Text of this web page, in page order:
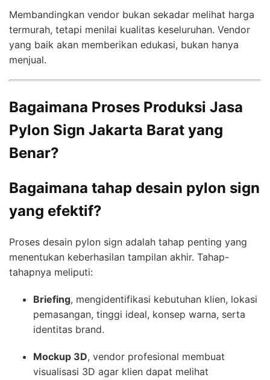
Membandingkan vendor bukan sekadar melihat harga
termurah, tetapi menilai kualitas keseluruhan. Vendor
yang baik akan memberikan edukasi, bukan hanya
menjual.
Bagaimana Proses Produksi Jasa
Pylon Sign Jakarta Barat yang
Benar?
Bagaimana tahap desain pylon sign
yang efektif?
Proses desain pylon sign adalah tahap penting yang
menentukan keberhasilan tampilan akhir. Tahap-
tahapnya meliputi:
Briefing, mengidentifikasi kebutuhan klien, lokasi
pemasangan, tinggi ideal, konsep warna, serta
identitas brand.
Mockup 3D, vendor profesional membuat
visualisasi 3D agar klien dapat melihat